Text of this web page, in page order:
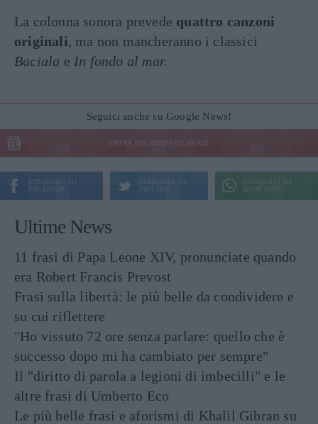
La colonna sonora prevede quattro canzoni
originali, ma non mancheranno i classici
Baciala e In fondo al mar.
Seguici anche su Google News!
ENTRA NEL NOSTRO CANALE
CONDIVIDI SU
FACEBOOK
CONDIVIDI SU
TWITTER
CONDIVIDI SU
WHATSAPP
Ultime News
11 frasi di Papa Leone XIV, pronunciate quando
era Robert Francis Prevost
Frasi sulla libertà: le più belle da condividere e
su cui riflettere
"Ho vissuto 72 ore senza parlare: quello che è
successo dopo mi ha cambiato per sempre"
Il "diritto di parola a legioni di imbecilli" e le
altre frasi di Umberto Eco
Le più belle frasi e aforismi di Khalil Gibran su